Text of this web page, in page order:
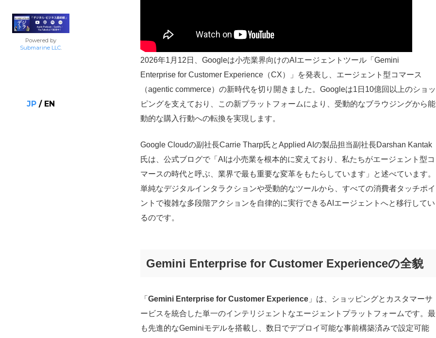
Powered by
Submarine LLC.
JP / EN
2026年1月12日、Googleは小売業界向けのAIエージェントツール「Gemini
Enterprise for Customer Experience（CX）」を発表し、エージェント型コマース
（agentic commerce）の新時代を切り開きました。Googleは1日10億回以上のショッ
ピングを支えており、この新プラットフォームにより、受動的なブラウジングから能
動的な購入行動への転換を実現します。
Google Cloudの副社長Carrie Tharp氏とApplied AIの製品担当副社長Darshan Kantak
氏は、公式ブログで「AIは小売業を根本的に変えており、私たちがエージェント型コ
マースの時代と呼ぶ、業界で最も重要な変革をもたらしています」と述べています。
単純なデジタルインタラクションや受動的なツールから、すべての消費者タッチポイ
ントで複雑な多段階アクションを自律的に実行できるAIエージェントへと移行してい
るのです。
Gemini Enterprise for Customer Experienceの全貌
「 Gemini Enterprise for Customer Experience」は、ショッピングとカスタマーサ
ービスを統合した単一のインテリジェントなエージェントプラットフォームです。最
も先進的なGeminiモデルを搭載し、数日でデプロイ可能な事前構築済みで設定可能